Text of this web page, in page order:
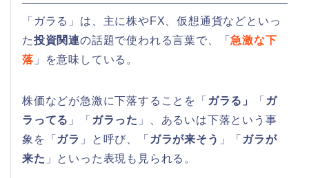
「ガラる」は、主に株やFX、仮想通貨などといっ
た投資関連の話題で使われる言葉で、「急激な下
落 」を意味している。
株価などが急激に下落することを「 ガラる」 「 ガ
ラってる 」「 ガラった 」、あるいは下落という事
象を「 ガラ 」と呼び、「 ガラが来そう 」「 ガラが
来た 」といった表現も見られる。